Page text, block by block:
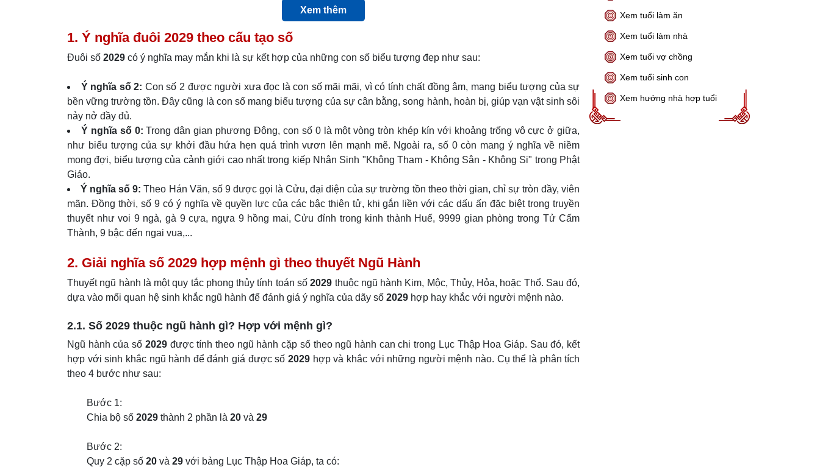
Xem thêm
1. Ý nghĩa đuôi 2029 theo cấu tạo số
Đuôi số 2029 có ý nghĩa may mắn khi là sự kết hợp của những con số biểu tượng đẹp như sau:
Ý nghĩa số 2: Con số 2 được người xưa đọc là con số mãi mãi, vì có tính chất đồng âm, mang biểu tượng của sự
bền vững trường tồn. Đây cũng là con số mang biểu tượng của sự cân bằng, song hành, hoàn bị, giúp vạn vật sinh sôi
nảy nở đầy đủ.
Ý nghĩa số 0: Trong dân gian phương Đông, con số 0 là một vòng tròn khép kín với khoảng trống vô cực ở giữa,
như biểu tượng của sự khởi đầu hứa hẹn quá trình vươn lên mạnh mẽ. Ngoài ra, số 0 còn mang ý nghĩa về niềm
mong đợi, biểu tượng của cảnh giới cao nhất trong kiếp Nhân Sinh "Không Tham - Không Sân - Không Si" trong Phật
Giáo.
Ý nghĩa số 9: Theo Hán Văn, số 9 được gọi là Cửu, đại diện của sự trường tồn theo thời gian, chỉ sự tròn đầy, viên
mãn. Đồng thời, số 9 có ý nghĩa về quyền lực của các bậc thiên tử, khi gắn liền với các dấu ấn đặc biệt trong truyền
thuyết như voi 9 ngà, gà 9 cựa, ngựa 9 hồng mai, Cửu đỉnh trong kinh thành Huế, 9999 gian phòng trong Tử Cấm
Thành, 9 bậc đến ngai vua,...
2. Giải nghĩa số 2029 hợp mệnh gì theo thuyết Ngũ Hành
Thuyết ngũ hành là một quy tắc phong thủy tính toán số2029 thuộc ngũ hành Kim, Mộc, Thủy, Hỏa, hoặc Thổ. Sau đó,
dựa vào mối quan hệ sinh khắc ngũ hành để đánh giá ý nghĩa của dãy số 2029 hợp hay khắc với người mệnh nào.
2.1. Số 2029 thuộc ngũ hành gì? Hợp với mệnh gì?
Ngũ hành của số 2029được tính theo ngũ hành cặp số theo ngũ hành can chi trong Lục Thập Hoa Giáp. Sau đó, kết
hợp với sinh khắc ngũ hành để đánh giá được số 2029hợp và khắc với những người mệnh nào. Cụ thể là phân tích
theo 4 bước như sau:
Bước 1:
Chia bộ số 2029 thành 2 phần là 20 và 29
Bước 2:
Quy 2 cặp số 20 và 29 với bảng Lục Thập Hoa Giáp, ta có:
Xem tuổi làm ăn
Xem tuổi làm nhà
Xem tuổi vợ chồng
Xem tuổi sinh con
Xem hướng nhà hợp tuổi